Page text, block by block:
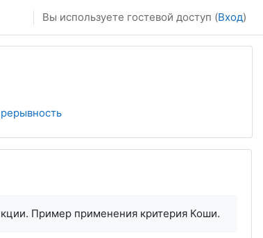
Вы используете гостевой доступ (Вход)
Пример применения критерия Коши.